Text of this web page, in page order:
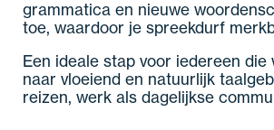
grammatica en nieuwe
toe, waardoor je spreekdurf
Een ideale stap voor iedereen die
naar vloeiend en natuurlijk
reizen, werk als dagelijkse